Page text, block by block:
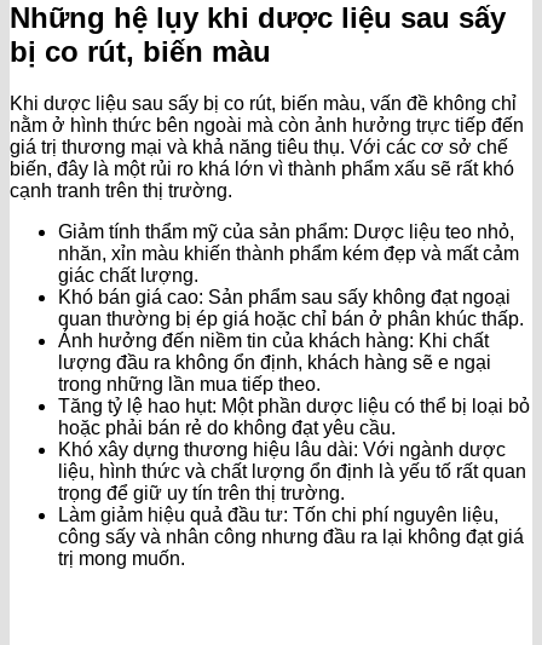
Những hệ lụy khi dược liệu sau sấy
bị co rút, biến màu
Khi dược liệu sau sấy bị co rút, biến màu, vấn đề không chỉ
nằm ở hình thức bên ngoài mà còn ảnh hưởng trực tiếp đến
giá trị thương mại và khả năng tiêu thụ. Với các cơ sở chế
biến, đây là một rủi ro khá lớn vì thành phẩm xấu sẽ rất khó
cạnh tranh trên thị trường.
Giảm tính thẩm mỹ của sản phẩm: Dược liệu teo nhỏ,
nhăn, xỉn màu khiến thành phẩm kém đẹp và mất cảm
giác chất lượng.
Khó bán giá cao: Sản phẩm sau sấy không đạt ngoại
quan thường bị ép giá hoặc chỉ bán ở phân khúc thấp.
Ảnh hưởng đến niềm tin của khách hàng: Khi chất
lượng đầu ra không ổn định, khách hàng sẽ e ngại
trong những lần mua tiếp theo.
Tăng tỷ lệ hao hụt: Một phần dược liệu có thể bị loại bỏ
hoặc phải bán rẻ do không đạt yêu cầu.
Khó xây dựng thương hiệu lâu dài: Với ngành dược
liệu, hình thức và chất lượng ổn định là yếu tố rất quan
trọng để giữ uy tín trên thị trường.
Làm giảm hiệu quả đầu tư: Tốn chi phí nguyên liệu,
công sấy và nhân công nhưng đầu ra lại không đạt giá
trị mong muốn.